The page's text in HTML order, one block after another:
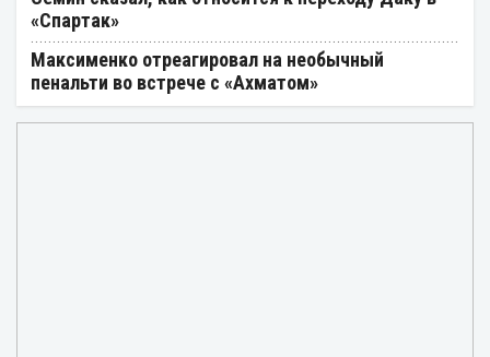
«Спартак»
Максименко отреагировал на необычный
пенальти во встрече с «Ахматом»